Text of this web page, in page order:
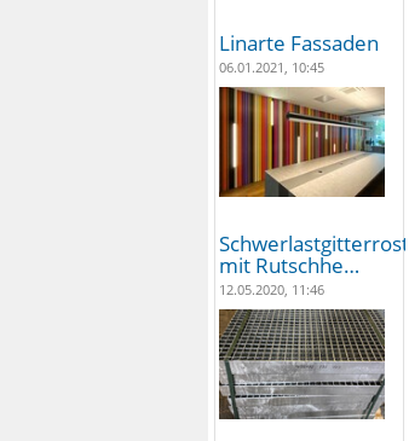
Linarte Fassaden
06.01.2021, 10:45
Schwerlastgitterroste
mit Rutschhe…
12.05.2020, 11:46